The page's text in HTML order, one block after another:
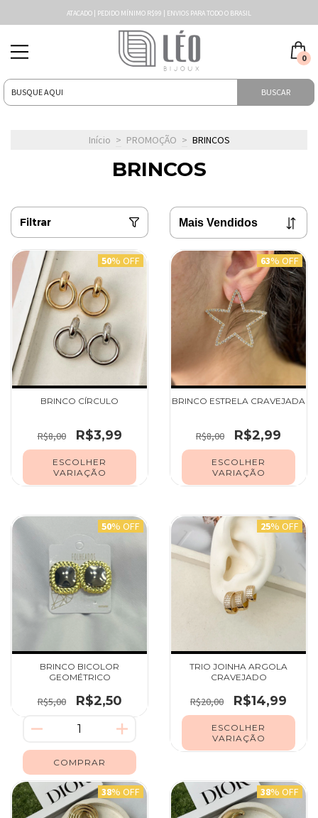
ATACADO | PEDIDO MÍNIMO R$99 | ENVIOS PARA TODO O BRASIL
BUSCAR
0
Início > PROMOÇÃO > BRINCOS
BRINCOS
Filtrar
50% OFF
BRINCO CÍRCULO
R$8,00 R$3,99
ESCOLHER
VARIAÇÃO
63% OFF
BRINCO ESTRELA CRAVEJADA
R$8,00 R$2,99
ESCOLHER
VARIAÇÃO
50% OFF
BRINCO BICOLOR
GEOMÉTRICO
R$5,00 R$2,50
25% OFF
TRIO JOINHA ARGOLA
CRAVEJADO
R$20,00 R$14,99
ESCOLHER
VARIAÇÃO
38% OFF 38% OFF